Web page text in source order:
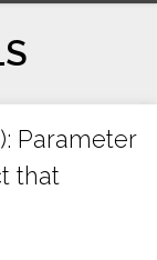
Parameter
that